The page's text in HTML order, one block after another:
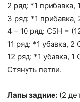
2 ряд: *1
3 ряд: *1
4 – 10 ряд: СБН =
11 ряд: *1 убавка,
12 ряд: *1 убавка,
Стянуть петли.
Лапы задние: (2